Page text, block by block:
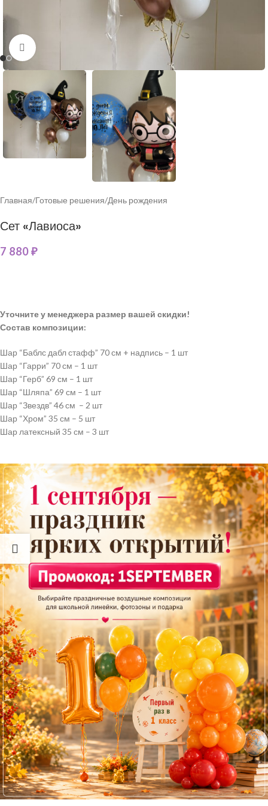
Нажмите, чтобы увеличить
Главная/Готовые решения/День рождения
Сет «Лавиоса»
7 880₽
Уточните у менеджера размер вашей скидки!
Состав композиции:
Шар “Баблс дабл стафф” 70 см + надпись – 1 шт
Шар “Гарри” 70 см – 1 шт
Шар “Герб” 69 см – 1 шт
Шар “Шляпа” 69 см – 1 шт
Шар “Звездв” 46 см – 2 шт
Шар “Хром” 35 см – 5 шт
Шар латексный 35 см – 3 шт